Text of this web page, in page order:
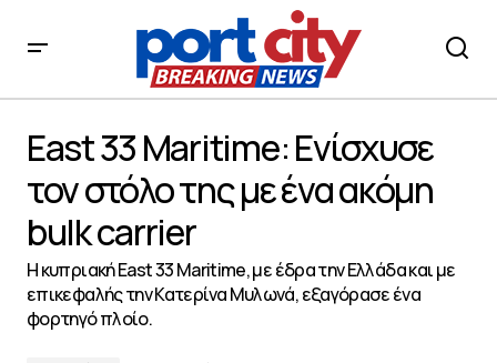
bulk carrier
East 33 Maritime: Ενίσχυσε
τον στόλο της με ένα ακόμη
bulk carrier
Η κυπριακή East 33 Maritime, με έδρα την Ελλάδα και με
επικεφαλής την Κατερίνα Μυλωνά, εξαγόρασε ένα
φορτηγό πλοίο.